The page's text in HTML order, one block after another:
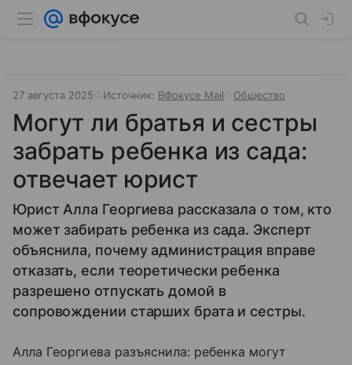
27 августа 2025 Источник: ВФокусе Mail Общество
Могут ли братья и сестры
забрать ребенка из сада:
отвечает юрист
Юрист Алла Георгиева рассказала о том, кто
может забирать ребенка из сада. Эксперт
объяснила, почему администрация вправе
отказать, если теоретически ребенка
разрешено отпускать домой в
сопровождении старших брата и сестры.
Алла Георгиева разъяснила: ребенка могут